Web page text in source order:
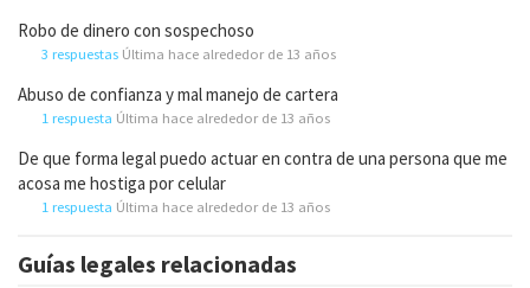
Robo de dinero con sospechoso
3 respuestas Última hace alrededor de 13 años
Abuso de confianza y mal manejo de cartera
1 respuesta Última hace alrededor de 13 años
De que forma legal puedo actuar en contra de una persona que me
acosa me hostiga por celular
1 respuesta Última hace alrededor de 13 años
Guías legales relacionadas